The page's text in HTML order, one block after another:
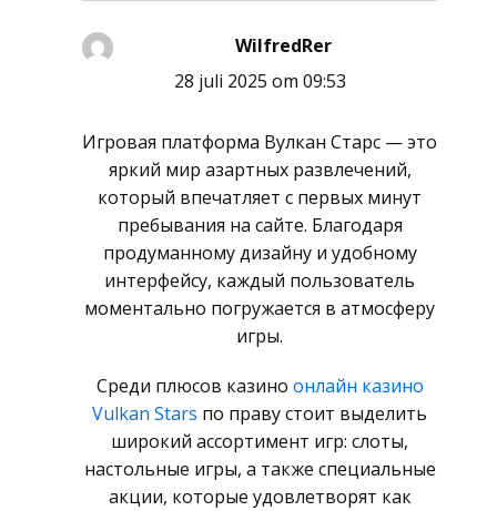
WilfredRerschreef:
28 juli 2025 om 09:53
Игровая платформа Вулкан Старс — это
яркий мир азартных развлечений,
который впечатляет с первых минут
пребывания на сайте. Благодаря
продуманному дизайну и удобному
интерфейсу, каждый пользователь
моментально погружается в атмосферу
игры.
Среди плюсов казино онлайн казино
Vulkan Stars по праву стоит выделить
широкий ассортимент игр: слоты,
настольные игры, а также специальные
акции, которые удовлетворят как